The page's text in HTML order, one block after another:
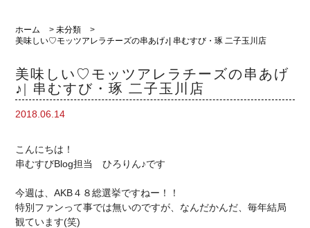
ホーム >未分類
>
美味しい♡モッツアレラチーズの串あげ♪| 串むすび・琢 二子玉川店
美味しい♡モッツアレラチーズの串あげ
♪| 串むすび・琢 二子玉川店
2018.06.14
こんにちは！
串むすびBlog担当 ひろりん♪です
今週は、AKB４８総選挙ですねー！！
特別ファンって事では無いのですが、なんだかんだ、毎年結局
観ています(笑)